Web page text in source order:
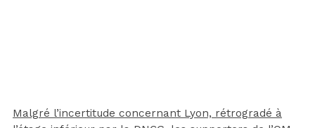
Malgré l’incertitude concernant Lyon, rétrogradé à